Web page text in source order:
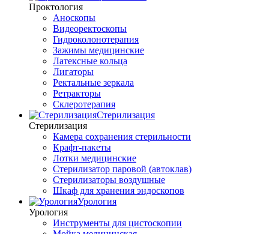
Проктология
Аноскопы
Видеоректоскопы
Гидроколонотерапия
Зажимы медицинские
Латексные кольца
Лигаторы
Ректальные зеркала
Ретракторы
Склеротерапия
Стерилизация
Стерилизация
Камера сохранения стерильности
Крафт-пакеты
Лотки медицинские
Стерилизатор паровой (автоклав)
Стерилизаторы воздушные
Шкаф для хранения эндоскопов
Урология
Урология
Инструменты для цистоскопии